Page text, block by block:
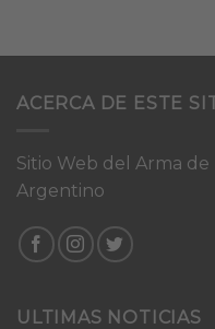
ACERCA DE ESTE
Sitio Web del Arma
Argentino
ULTIMAS NOTICIAS